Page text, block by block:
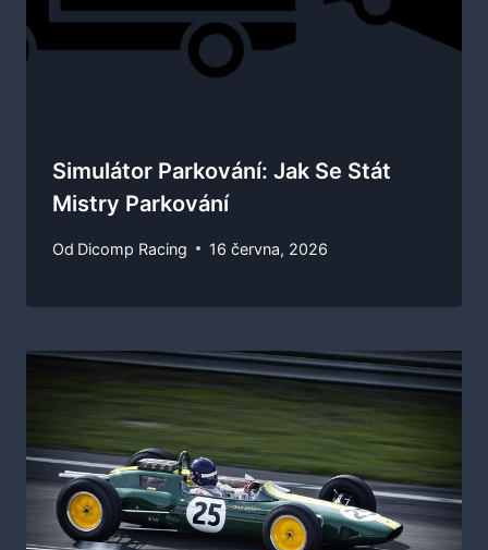
Simulátor Parkování: Jak Se Stát
Mistry Parkování
Od Dicomp Racing 16 června, 2026